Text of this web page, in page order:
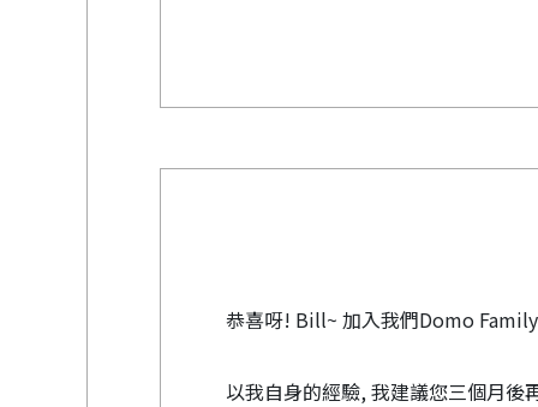
恭喜呀! Bill~ 加入我們Domo
以我自身的經驗, 我建議您三個月後